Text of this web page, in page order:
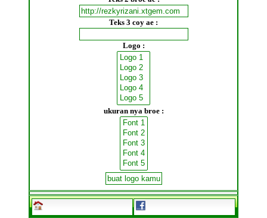
Teks 3 coy ae :
Logo :
ukuran nya broe :